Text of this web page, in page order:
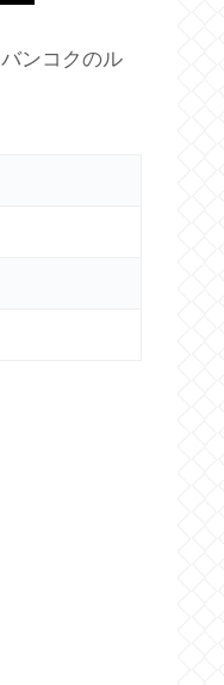
ンコクのル